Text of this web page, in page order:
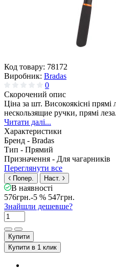
Код товару: 78172
Виробник: Bradas
0
Скорочений опис
Ціна за шт. Високоякісні прямі
нескользящие ручки, прямі
Читати далі...
Характеристики
Бренд - Bradas
Тип - Прямий
Призначення - Для чагарників
Переглянути все
Попер. Наст.
В наявності
576грн.-5 % 547грн.
Знайшли дешевше?
Купити
Купити в 1 клик